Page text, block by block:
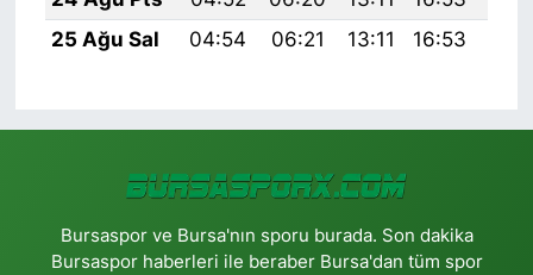
25 Ağu Sal
04:54 06:21 13:11 16:53
Bursaspor ve Bursa'nın sporu burada. Son dakika
Bursaspor haberleri ile beraber Bursa'dan tüm spor